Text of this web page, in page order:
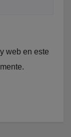
web en este